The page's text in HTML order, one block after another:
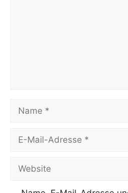
Name
Adresse
Website